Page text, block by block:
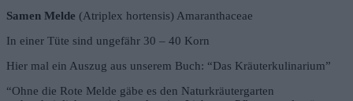
Samen Melde (Atriplex hortensis) Amaranthaceae
In einer Tüte sind ungefähr 30 – 40 Korn
Hier mal ein Auszug aus unserem Buch: “Das Kräuterkulinarium”
“Ohne die Rote Melde gäbe es den Naturkräutergarten